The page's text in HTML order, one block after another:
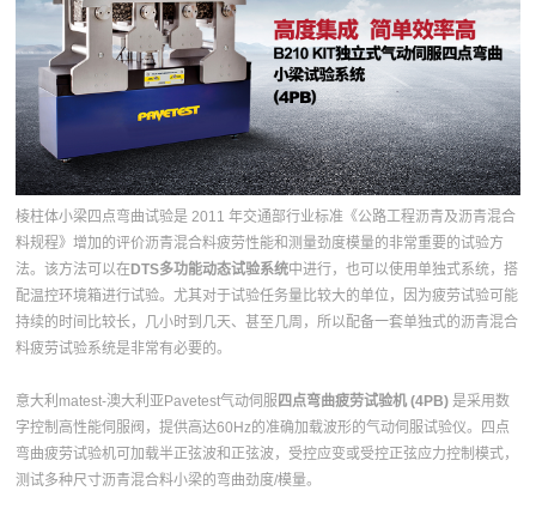
棱柱体小梁四点弯曲试验是 2011 年交通部行业标准《公路工程沥青及沥青混合
料规程》增加的评价沥青混合料疲劳性能和测量劲度模量的非常重要的试验方
法。该方法可以在 DTS多功能动态试验系统中进行，也可以使用单独式系统，搭
配温控环境箱进行试验。尤其对于试验任务量比较大的单位，因为疲劳试验可能
持续的时间比较长，几小时到几天、甚至几周，所以配备一套单独式的沥青混合
料疲劳试验系统是非常有必要的。
意大利matest-澳大利亚Pavetest气动伺服 四点弯曲疲劳试验机 (4PB)是采用数
字控制高性能伺服阀，提供高达60Hz的准确加载波形的气动伺服试验仪。四点
弯曲疲劳试验机可加载半正弦波和正弦波，受控应变或受控正弦应力控制模式，
测试多种尺寸沥青混合料小梁的弯曲劲度/模量。